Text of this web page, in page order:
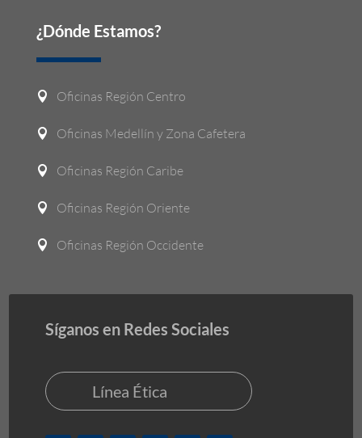
¿Dónde Estamos?
 Oficinas Región Centro
 Oficinas Medellín y Zona Cafetera
 Oficinas Región Caribe
 Oficinas Región Oriente
 Oficinas Región Occidente
Síganos en Redes Sociales
Línea Ética